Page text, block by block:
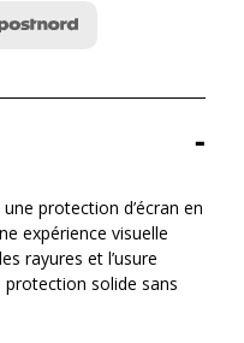
-
protection d’écran en
expérience visuelle
rayures et l’usure
solide sans